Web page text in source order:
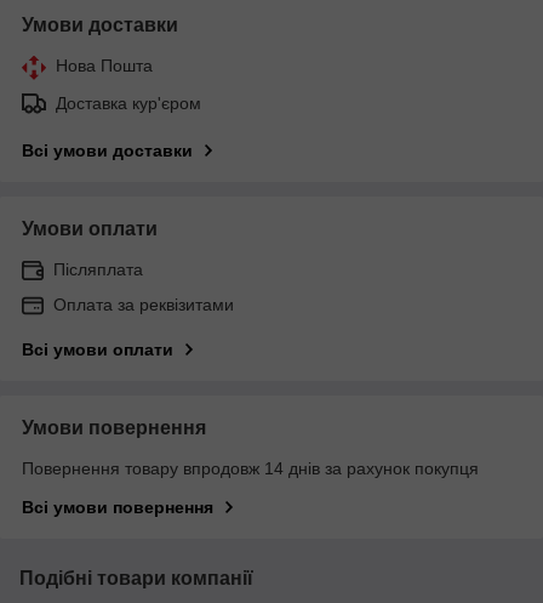
Умови доставки
Нова Пошта
Доставка кур'єром
Всі умови доставки
Умови оплати
Післяплата
Оплата за реквізитами
Всі умови оплати
Умови повернення
Повернення товару впродовж 14 днів за рахунок покупця
Всі умови повернення
Подібні товари компанії